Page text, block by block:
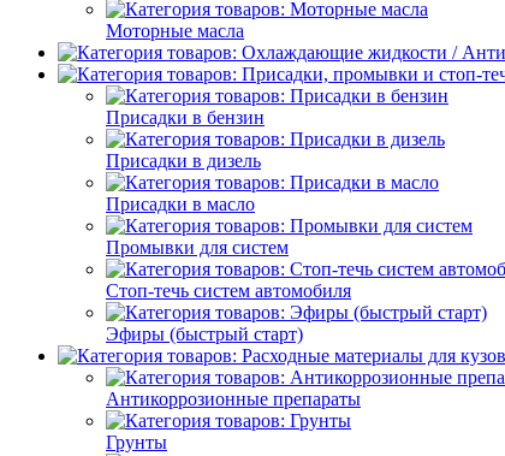
Моторные масла
Присадки в бензин
Присадки в дизель
Присадки в масло
Промывки для систем
Стоп-течь систем автомобиля
Эфиры (быстрый старт)
Антикоррозионные препараты
Грунты